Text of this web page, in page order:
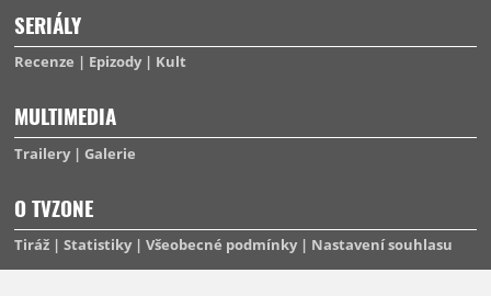
SERIÁLY
Recenze Epizody Kult
MULTIMEDIA
Trailery Galerie
O TVZONE
Tiráž Statistiky Všeobecné podmínky Nastavení souhlasu